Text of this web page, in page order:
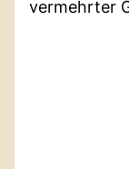
vermehrter